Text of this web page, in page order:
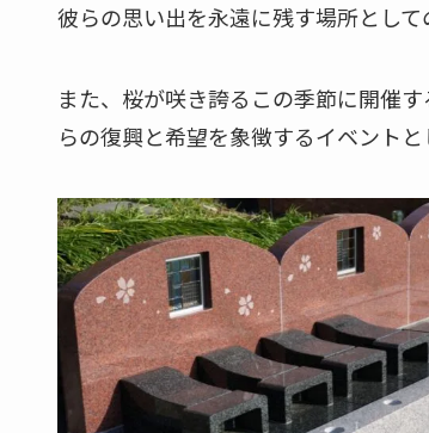
彼らの思い出を永遠に残す場所として
また、桜が咲き誇るこの季節に開催
らの復興と希望を象徴するイベント